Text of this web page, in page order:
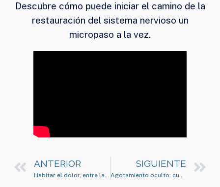
Descubre cómo puede iniciar el camino de la
restauración del sistema nervioso un
micropaso a la vez.
ANTERIOR SIGUIENTE